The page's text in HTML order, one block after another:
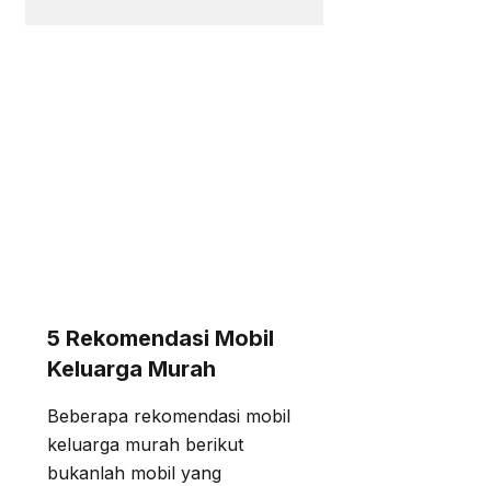
5 Rekomendasi Mobil
Keluarga Murah
Beberapa rekomendasi mobil
keluarga murah berikut
bukanlah mobil yang